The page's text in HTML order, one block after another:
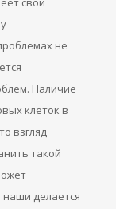
не
Наличие
клеток в
взгляд
такой
наши делается